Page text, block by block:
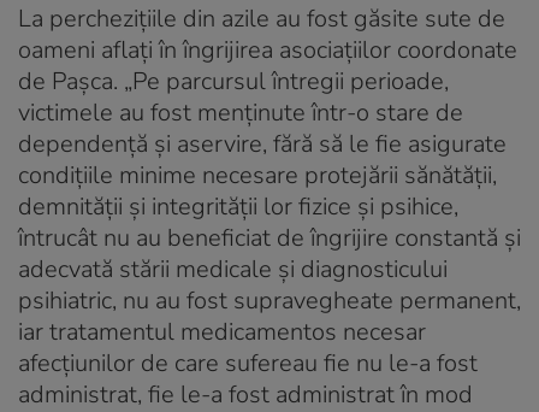
La perchezițiile din azile au fost găsite sute de
oameni aflați în îngrijirea asociațiilor coordonate
de Pașca. „Pe parcursul întregii perioade,
victimele au fost menținute într-o stare de
dependență și aservire, fără să le fie asigurate
condițiile minime necesare protejării sănătății,
demnității și integrității lor fizice și psihice,
întrucât nu au beneficiat de îngrijire constantă și
adecvată stării medicale și diagnosticului
psihiatric, nu au fost supravegheate permanent,
iar tratamentul medicamentos necesar
afecțiunilor de care sufereau fie nu le-a fost
administrat, fie le-a fost administrat în mod